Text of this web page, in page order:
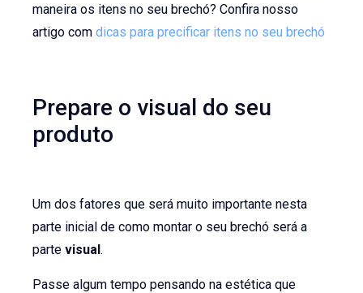
maneira os itens no seu brechó? Confira nosso
artigo comdicas para precificar itens no seu brechó
Prepare o visual do seu
produto
Um dos fatores que será muito importante nesta
parte inicial de como montar o seu brechó será a
partevisual.
Passe algum tempo pensando na estética que